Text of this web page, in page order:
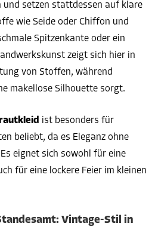
und setzen stattdessen auf klare
wie Seide oder Chiffon und
Spitzenkante oder ein
zeigt sich hier in
von Stoffen, während
makellose Silhouette sorgt.
ist besonders für
beliebt, da es Eleganz ohne
eignet sich sowohl für eine
für eine lockere Feier im kleinen
Vintage-Stil in